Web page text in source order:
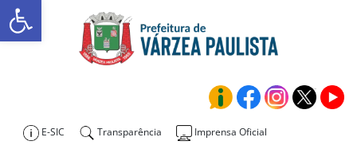
Skip
to
Prefeitura de
E-SIC Transparência Imprensa Oficial